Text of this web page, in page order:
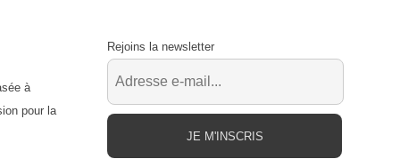
à
pour la
Rejoins la newsletter
JE M'INSCRIS